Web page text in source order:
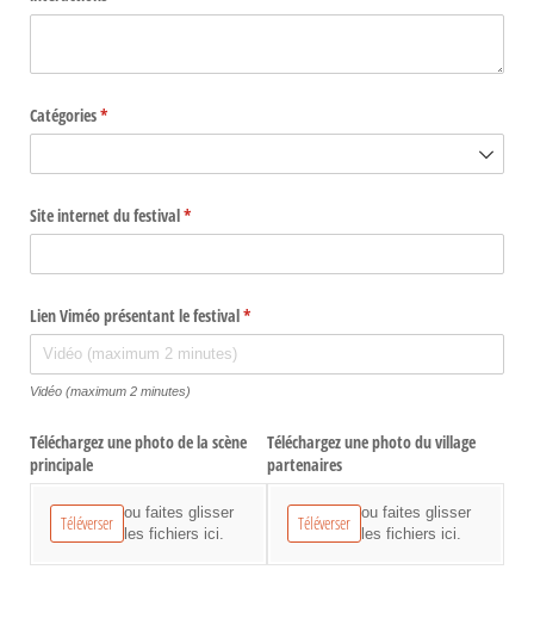
Catégories*
(requis)
Site internet du festival*
(requis)
Lien Viméo présentant le festival*
(requis)
Vidéo (maximum 2 minutes)
Téléchargez une photo de la scène
principale
Téléverser ou faites glisser
les fichiers ici.
Téléchargez une photo du village
partenaires
Téléverser ou faites glisser
les fichiers ici.